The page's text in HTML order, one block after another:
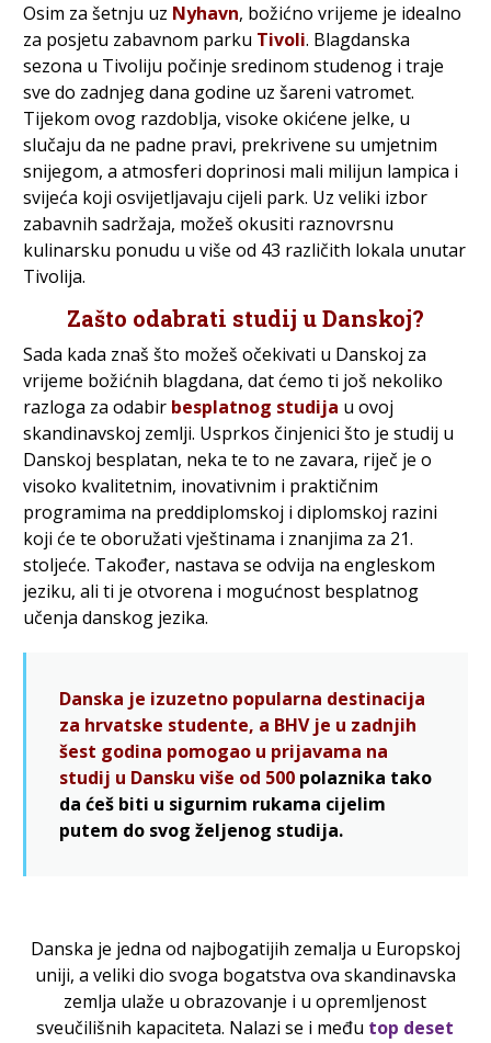
Osim za šetnju uz Nyhavn, božićno vrijeme je idealno
za posjetu zabavnom parku Tivoli. Blagdanska
sezona u Tivoliju počinje sredinom studenog i traje
sve do zadnjeg dana godine uz šareni vatromet.
Tijekom ovog razdoblja, visoke okićene jelke, u
slučaju da ne padne pravi, prekrivene su umjetnim
snijegom, a atmosferi doprinosi mali milijun lampica i
svijeća koji osvijetljavaju cijeli park. Uz veliki izbor
zabavnih sadržaja, možeš okusiti raznovrsnu
kulinarsku ponudu u više od 43 različith lokala unutar
Tivolija.
Zašto odabrati studij u Danskoj?
Sada kada znaš što možeš očekivati u Danskoj za
vrijeme božićnih blagdana, dat ćemo ti još nekoliko
razloga za odabir besplatnog studija u ovoj
skandinavskoj zemlji. Usprkos činjenici što je studij u
Danskoj besplatan, neka te to ne zavara, riječ je o
visoko kvalitetnim, inovativnim i praktičnim
programima na preddiplomskoj i diplomskoj razini
koji će te oboružati vještinama i znanjima za 21.
stoljeće. Također, nastava se odvija na engleskom
jeziku, ali ti je otvorena i mogućnost besplatnog
učenja danskog jezika.
Danska je izuzetno popularna destinacija
za hrvatske studente, a BHV je u zadnjih
šest godina pomogao u prijavama na
studij u Dansku više od 500 polaznika tako
da ćeš biti u sigurnim rukama cijelim
putem do svog željenog studija.
Danska je jedna od najbogatijih zemalja u Europskoj
uniji, a veliki dio svoga bogatstva ova skandinavska
zemlja ulaže u obrazovanje i u opremljenost
sveučilišnih kapaciteta. Nalazi se i među top deset